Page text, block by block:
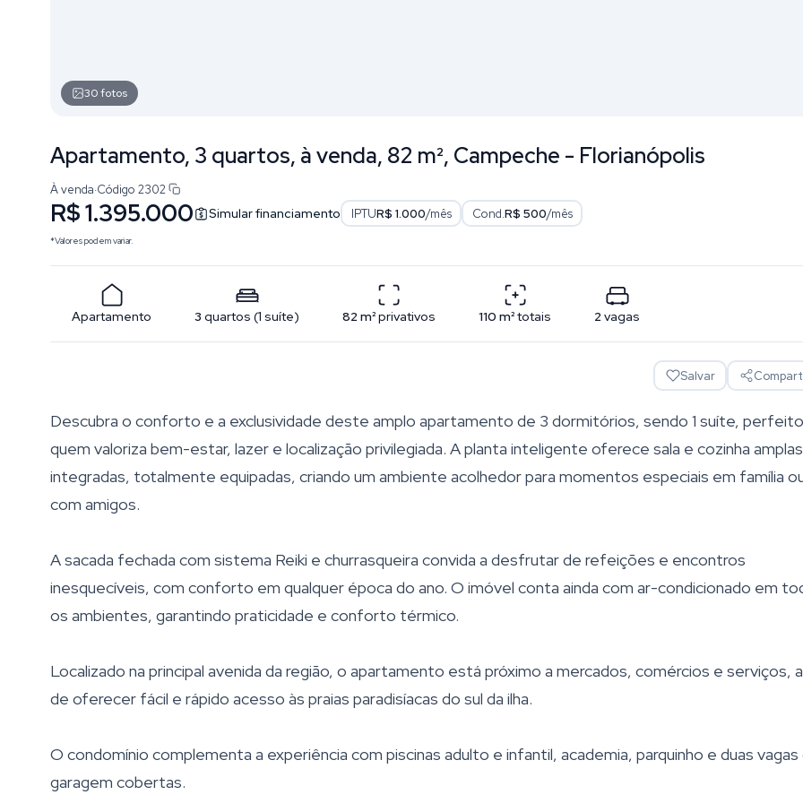
30fotos
Apartamento, 3 quartos, à venda, 82 m², Campeche - Florianópolis
À venda·Código 2302
R$ 1.395.000 Simular financiamento IPTUR$ 1.000/mês Cond.R$ 500/mês
*Valores podem variar.
Apartamento 3 quartos (1 suíte) 82 m²privativos 110 m²totais 2 vagas
Salvar
Descubra o conforto e a exclusividade deste amplo apartamento de 3 dormitórios, sendo 1 suíte,
quem valoriza bem-estar, lazer e localização privilegiada. A planta inteligente oferece sala e cozinha
integradas, totalmente equipadas, criando um ambiente acolhedor para momentos especiais em família
com amigos.
A sacada fechada com sistema Reiki e churrasqueira convida a desfrutar de refeições e encontros
inesquecíveis, com conforto em qualquer época do ano. O imóvel conta ainda com ar-condicionado em
os ambientes, garantindo praticidade e conforto térmico.
Localizado na principal avenida da região, o apartamento está próximo a mercados, comércios e serviços,
de oferecer fácil e rápido acesso às praias paradisíacas do sul da ilha.
O condomínio complementa a experiência com piscinas adulto e infantil, academia, parquinho e duas vagas
garagem cobertas.